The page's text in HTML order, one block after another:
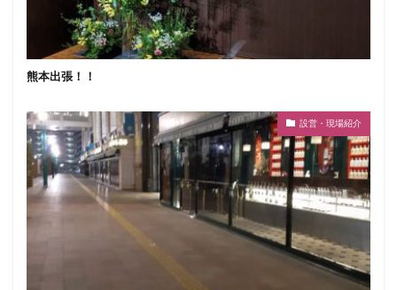
熊本出張！！
設営・現場紹介